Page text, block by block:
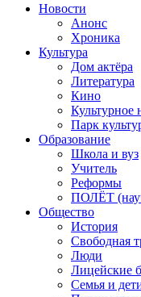
Новости
Анонс
Хроника
Культура
Дом актёра
Литература
Кино
Культурное
Парк
Образование
Школа и вуз
Учитель
Реформы
ПОЛЁТ
Общество
История
Свободная
Люди
Лицейские
Семья и